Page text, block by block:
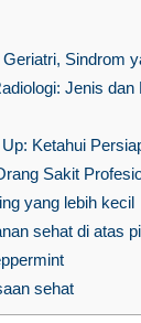
Sindrom
Jenis
Ketahui
Sakit
yang lebih kecil
sehat di atas
sehat